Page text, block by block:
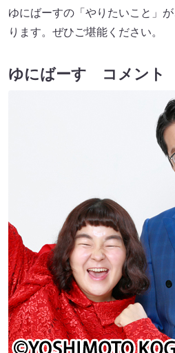
ゆにばーすの「やりたいこと」
ります。ぜひご堪能ください。
ゆにばーす コメント